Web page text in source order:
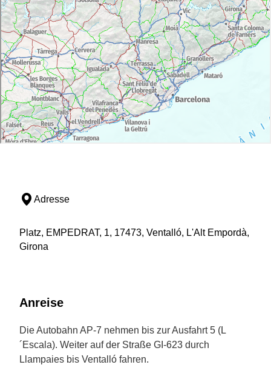
Adresse
Platz, EMPEDRAT, 1, 17473, Ventalló, L'Alt Empordà,
Girona
Anreise
Die Autobahn AP-7 nehmen bis zur Ausfahrt 5 (L
´Escala). Weiter auf der Straße GI-623 durch
Llampaies bis Ventalló fahren.